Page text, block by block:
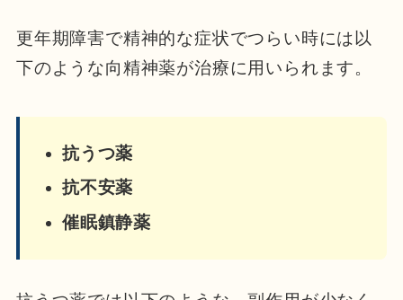
更年期障害で精神的な症状でつらい時には以
下のような向精神薬が治療に用いられます。
抗うつ薬
抗不安薬
催眠鎮静薬